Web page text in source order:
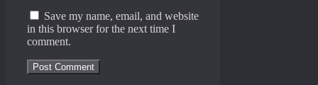
Save my name, email, and website
in this browser for the next time I
comment.